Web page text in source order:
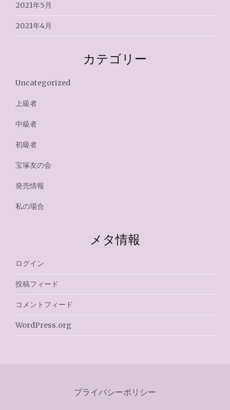
2021年5月
2021年4月
カテゴリー
Uncategorized
上級者
中級者
初級者
宝塚友の会
発売情報
私の場合
メタ情報
ログイン
投稿フィード
コメントフィード
WordPress.org
プライバシーポリシー